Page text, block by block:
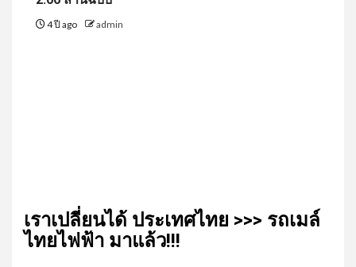
4 ปี ago admin
เรา​เปลี่ยน​ได้​ ประเทศ​ไทย​ >>> รถเมล์​
ไทย​ไฟฟ้า​ มาแล้ว!!!